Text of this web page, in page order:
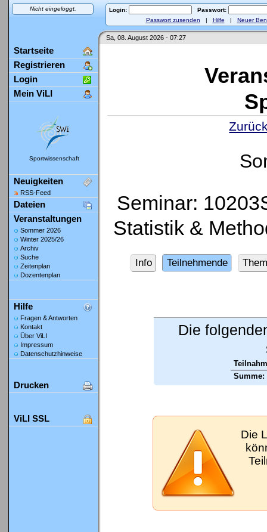
Nicht eingeloggt. Login:
Passwort:
Passwort zusenden | Hilfe | Neuer
Sa, 08. August 2026 - 07:27
Startseite
Registrieren
Login
Mein ViLI
Sportwissenschaft
Neuigkeiten
RSS-Feed
Dateien
Veranstaltungen
Sommer 2026
Winter 2025/26
Archiv
Suche
Zeitenplan
Dozentenplan
Hilfe
Fragen & Antworten
Kontakt
Über ViLI
Impressum
Datenschutzhinweise
Drucken
ViLI SSL
Seminar:
Statistik &
Info Teilnehmende
Die
Summe:
Die